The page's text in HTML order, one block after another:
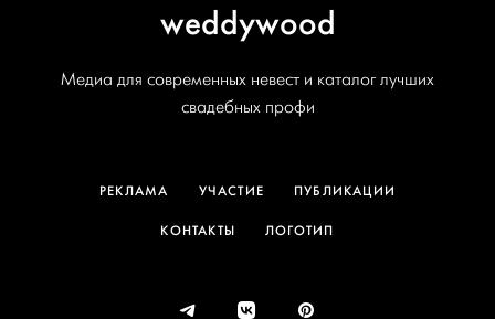
weddywood
Медиа для современных невест и каталог лучших
свадебных профи
РЕКЛАМА УЧАСТИЕ ПУБЛИКАЦИИ
КОНТАКТЫ ЛОГОТИП